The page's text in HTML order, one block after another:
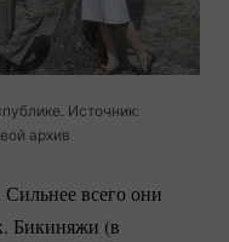
Источник:
архив
всего они
Бикиняжи (в